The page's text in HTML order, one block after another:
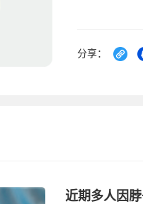
分享：
近期多人因